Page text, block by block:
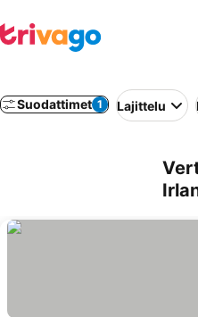
Suodattimet 1 Lajittelu